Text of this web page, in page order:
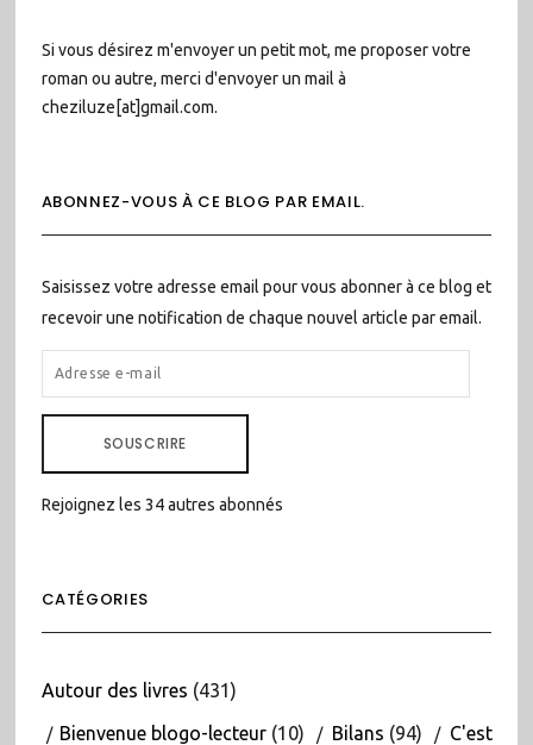
Si vous désirez m'envoyer un petit mot, me proposer votre
roman ou autre, merci d'envoyer un mail à
cheziluze[at]gmail.com.
ABONNEZ-VOUS À CE BLOG PAR EMAIL.
Saisissez votre adresse email pour vous abonner à ce blog et
recevoir une notification de chaque nouvel article par email.
ADRESSE
E-
SOUSCRIRE
Rejoignez les 34 autres abonnés
CATÉGORIES
Autour des livres (431)
Bienvenue blogo-lecteur(10) Bilans (94) C'est